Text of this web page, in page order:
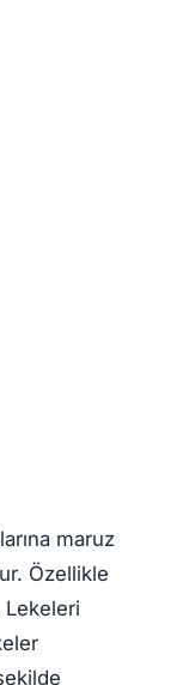
maruz
Özellikle
Lekeleri